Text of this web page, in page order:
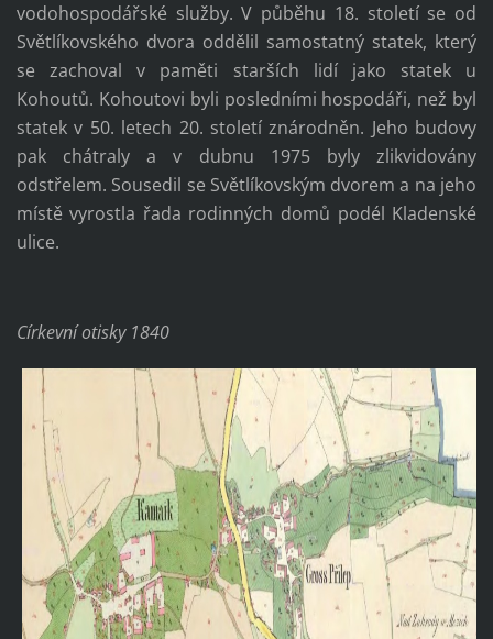
vodohospodářské služby. V půběhu 18. století se od
Světlíkovského dvora oddělil samostatný statek, který
se zachoval v paměti starších lidí jako statek u
Kohoutů. Kohoutovi byli posledními hospodáři, než byl
statek v 50. letech 20. století znárodněn. Jeho budovy
pak chátraly a v dubnu 1975 byly zlikvidovány
odstřelem. Sousedil se Světlíkovským dvorem a na jeho
místě vyrostla řada rodinných domů podél Kladenské
ulice.
Církevní otisky 1840